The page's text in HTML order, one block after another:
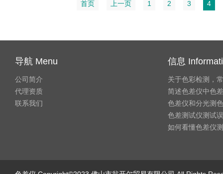
首页 上一页 1 2 3 4
导航 Menu
公司简介
代理资质
联系我们
信息
关于色彩检测，
简述色差仪中色
色差仪和分光测
色差测试仪测试
如何看懂色差仪